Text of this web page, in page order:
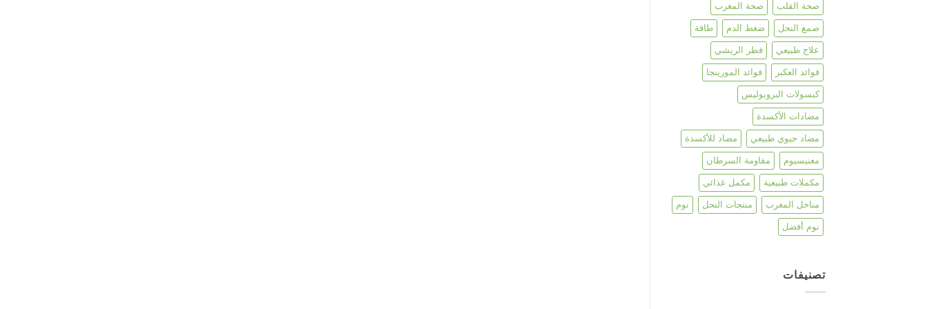
صحة القلب صحة المغرب
صمغ النحل ضغط الدم طاقة
علاج طبيعي فطر الريشي
فوائد العكبر فوائد المورينجا
كبسولات البروبوليس
مضادات الأكسدة
مضاد حيوي طبيعي مضاد للأكسدة
مغنيسيوم مقاومة السرطان
مكملات طبيعية مكمل غذائي
مناحل المغرب منتجات النحل نوم
نوم أفضل
تصنيفات